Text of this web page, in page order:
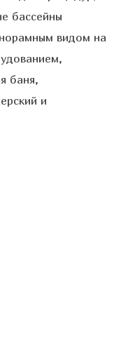
бассейны
видом на
баня,
и